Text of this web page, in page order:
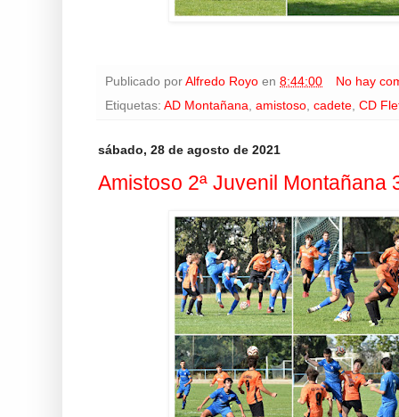
Publicado por Alfredo Royo en 8:44:00
No hay
Etiquetas: AD Montañana amistoso cadete CD
sábado, 28 de agosto de 2021
Amistoso 2ª Juvenil Montañana